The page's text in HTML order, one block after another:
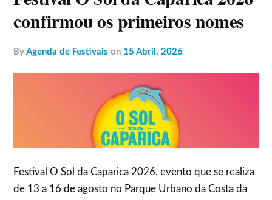
confirmou os primeiros nomes
byAgenda de Festivais on 15 Abril, 2026
Festival O Sol da Caparica 2026, evento que se realiza
de 13 a 16 de agosto no Parque Urbano da Costa da